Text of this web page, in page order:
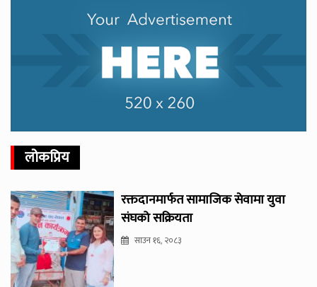
लोकप्रिय
रक्तदानमार्फत सामाजिक सेवामा युवा
संघको सक्रियता
साउन १६, २०८३